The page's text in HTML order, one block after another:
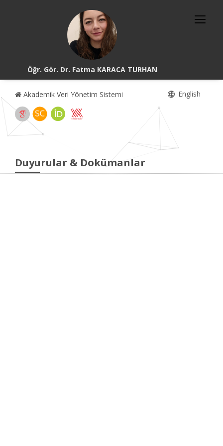
Öğr. Gör. Dr. Fatma KARACA TURHAN
Akademik Veri Yönetim Sistemi English
Duyurular & Dokümanlar